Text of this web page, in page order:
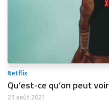
Netflix
Qu’est-ce qu’on peut
21 août 2021